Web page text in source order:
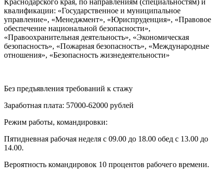
квалификации: «Государственное и муниципальное
управление», «Менеджмент», «Юриспруденция», «Правовое
обеспечение национальной безопасности»,
«Правоохранительная деятельность», «Экономическая
безопасность», «Пожарная безопасность», «Международные
отношения», «Безопасность жизнедеятельности»
Без предъявления требований к стажу
Заработная плата: 57000-62000 рублей
Режим работы, командировки:
Пятидневная рабочая неделя с 09.00 до 18.00 обед с 13.00 до
14.00.
Вероятность командировок 10 процентов рабочего времени.